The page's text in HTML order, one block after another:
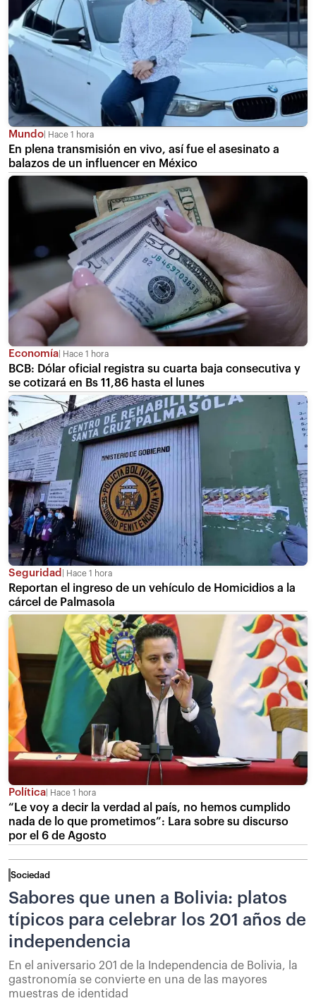
Mundo Hace 1 hora
En plena transmisión en vivo, así fue el asesinato a
balazos de un influencer en México
Economía Hace 1 hora
BCB: Dólar oficial registra su cuarta baja consecutiva y
se cotizará en Bs 11,86 hasta el lunes
Seguridad Hace 1 hora
Reportan el ingreso de un vehículo de Homicidios a la
cárcel de Palmasola
Política Hace 1 hora
“Le voy a decir la verdad al país, no hemos cumplido
nada de lo que prometimos”: Lara sobre su discurso
por el 6 de Agosto
Sociedad
Sabores que unen a Bolivia: platos
típicos para celebrar los 201 años de
independencia
En el aniversario 201 de la Independencia de Bolivia, la
gastronomía se convierte en una de las mayores
muestras de identidad